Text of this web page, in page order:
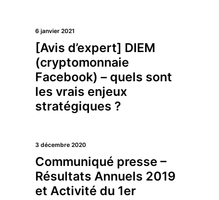
6 janvier 2021
[Avis d’expert] DIEM
(cryptomonnaie
Facebook) – quels sont
les vrais enjeux
stratégiques ?
3 décembre 2020
Communiqué presse –
Résultats Annuels 2019
et Activité du 1er